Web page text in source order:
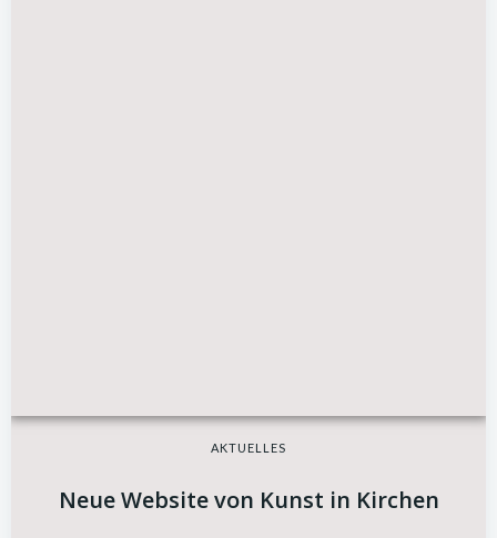
AKTUELLES
Neue Website von Kunst in Kirchen